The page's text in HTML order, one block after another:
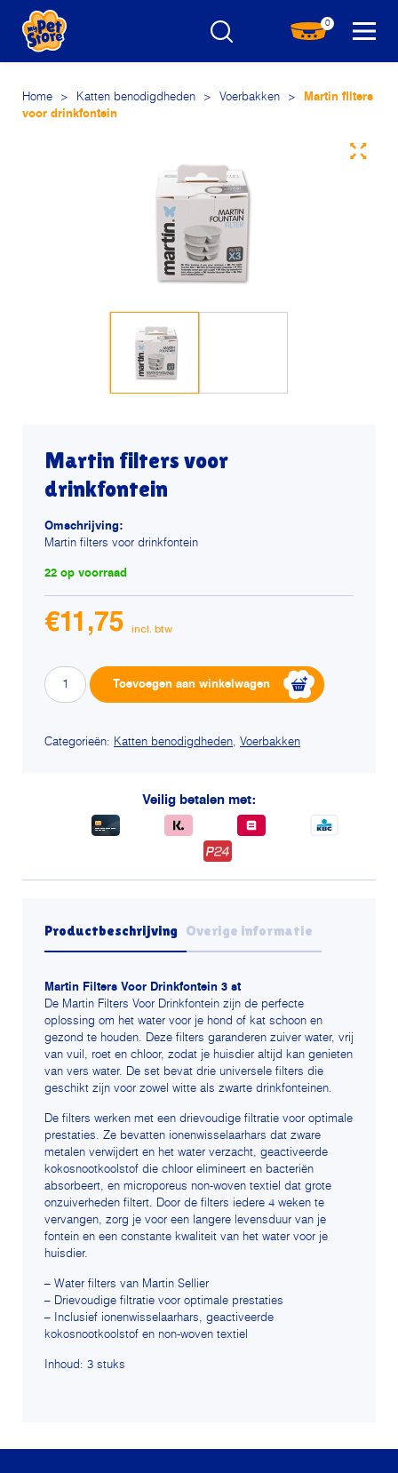
0
Home > Katten benodigdheden > Voerbakken >
Martin filters
voor drinkfontein
Martin filters voor
drinkfontein
Omschrijving:
Martin filters voor drinkfontein
22 op voorraad
€11,75
Martin
filters
drinkfontein
Toevoegen aan winkelwagen
Categorieën: Katten benodigdheden, Voerbakken
Veilig betalen met:
Productbeschrijving Overige informatie
Martin Filters Voor Drinkfontein 3 st
De Martin Filters Voor Drinkfontein zijn de perfecte
oplossing om het water voor je hond of kat schoon en
gezond te houden. Deze filters garanderen zuiver water, vrij
van vuil, roet en chloor, zodat je huisdier altijd kan genieten
van vers water. De set bevat drie universele filters die
geschikt zijn voor zowel witte als zwarte drinkfonteinen.
De filters werken met een drievoudige filtratie voor optimale
prestaties. Ze bevatten ionenwisselaarhars dat zware
metalen verwijdert en het water verzacht, geactiveerde
kokosnootkoolstof die chloor elimineert en bacteriën
absorbeert, en microporeus non-woven textiel dat grote
onzuiverheden filtert. Door de filters iedere 4 weken te
vervangen, zorg je voor een langere levensduur van je
fontein en een constante kwaliteit van het water voor je
huisdier.
– Water filters van Martin Sellier
– Drievoudige filtratie voor optimale prestaties
– Inclusief ionenwisselaarhars, geactiveerde
kokosnootkoolstof en non-woven textiel
Inhoud: 3 stuks